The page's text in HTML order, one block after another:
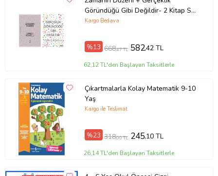
Göründüğü Gibi Değildir- 2 Kitap Set
- Iş Bankası Özel Set Zamanın
Kargo Bedava
%13 668,47 TL 582,42 TL
62,12 TL'den Başlayan Taksitlerle
Çıkartmalarla Kolay Matematik 9-10
Yaş
Kargo ile Teslimat
%23 318,00 TL 245,10 TL
26,14 TL'den Başlayan Taksitlerle